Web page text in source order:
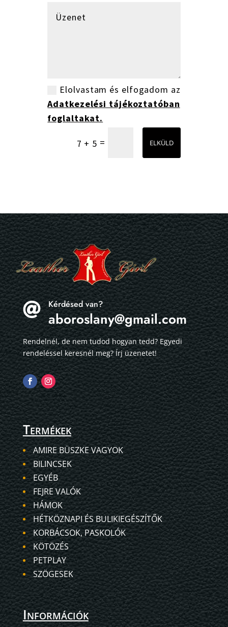
Elolvastam és elfogadom az
Adatkezelési tájékoztatóban
foglaltakat.
7 + 5 = ELKÜLD
 Kérdésed van?
aboroslany@gmail.com
Rendelnél, de nem tudod hogyan tedd? Egyedi
rendeléssel keresnél meg? Írj üzenetet!
Termékek
AMIRE BÜSZKE VAGYOK
BILINCSEK
EGYÉB
FEJRE VALÓK
HÁMOK
HÉTKÖZNAPI ÉS BULIKIEGÉSZÍTŐK
KORBÁCSOK, PASKOLÓK
KÖTÖZÉS
PETPLAY
SZÖGESEK
Információk